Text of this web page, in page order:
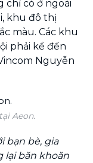
chỉ có ở ngoài
khu đô thị
màu. Các khu
phải kể đến
Nguyễn
Aeon.
bạn bè, gia
lại băn khoăn